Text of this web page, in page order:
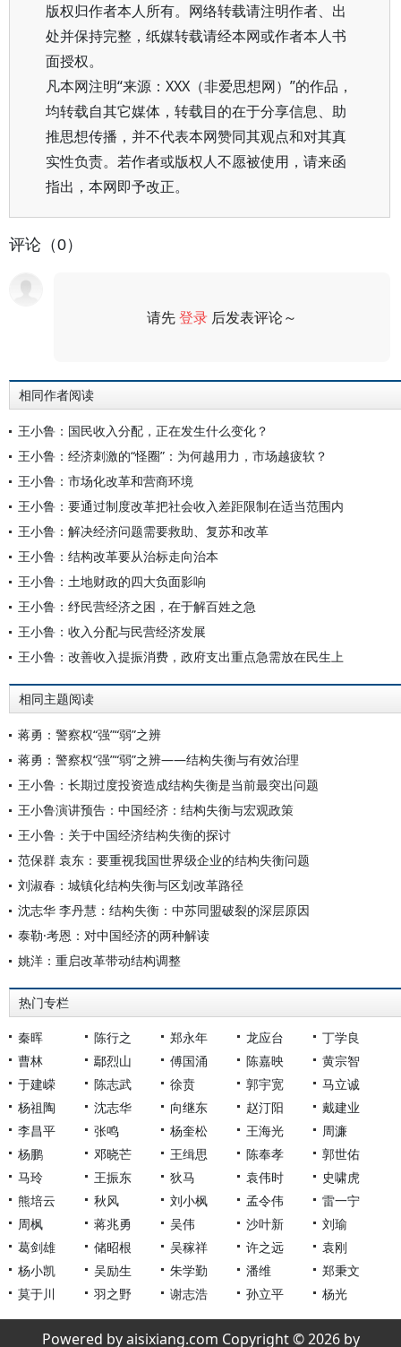
版权归作者本人所有。网络转载请注明作者、出
处并保持完整，纸媒转载请经本网或作者本人书
面授权。
凡本网注明“来源：XXX（非爱思想网）”的作品，
均转载自其它媒体，转载目的在于分享信息、助
推思想传播，并不代表本网赞同其观点和对其真
实性负责。若作者或版权人不愿被使用，请来函
指出，本网即予改正。
评论（0）
请先登录 后发表评论～
相同作者阅读
王小鲁：国民收入分配，正在发生什么变化？
王小鲁：经济刺激的“怪圈”：为何越用力，市场越疲软？
王小鲁：市场化改革和营商环境
王小鲁：要通过制度改革把社会收入差距限制在适当范围内
王小鲁：解决经济问题需要救助、复苏和改革
王小鲁：结构改革要从治标走向治本
王小鲁：土地财政的四大负面影响
王小鲁：纾民营经济之困，在于解百姓之急
王小鲁：收入分配与民营经济发展
王小鲁：改善收入提振消费，政府支出重点急需放在民生上
相同主题阅读
蒋勇：警察权“强”“弱”之辨
蒋勇：警察权“强”“弱”之辨——结构失衡与有效治理
王小鲁：长期过度投资造成结构失衡是当前最突出问题
王小鲁演讲预告：中国经济：结构失衡与宏观政策
王小鲁：关于中国经济结构失衡的探讨
范保群 袁东：要重视我国世界级企业的结构失衡问题
刘淑春：城镇化结构失衡与区划改革路径
沈志华 李丹慧：结构失衡：中苏同盟破裂的深层原因
泰勒·考恩：对中国经济的两种解读
姚洋：重启改革带动结构调整
热门专栏
秦晖 陈行之 郑永年 龙应台
丁学良
曹林
鄢烈山 傅国涌 陈嘉映
黄宗智
于建嵘
陈志武 徐贲 郭宇宽
马立诚
杨祖陶
沈志华 向继东 赵汀阳
戴建业
李昌平
张鸣 杨奎松 王海光
周濂
杨鹏
邓晓芒 王缉思 陈奉孝
郭世佑
马玲
王振东 狄马 袁伟时
史啸虎
熊培云
秋风 刘小枫 孟令伟
雷一宁
周枫
蒋兆勇 吴伟 沙叶新
刘瑜
葛剑雄
储昭根 吴稼祥 许之远
袁刚
杨小凯
吴励生 朱学勤 潘维
郑秉文
莫于川
羽之野 谢志浩 孙立平 杨光
Powered by aisixiang.com Copyright © 2026 by